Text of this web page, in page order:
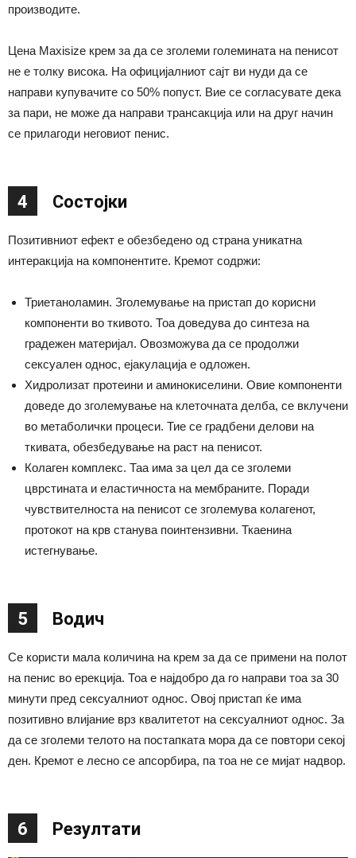
производите.
Цена Maxisize крем за да се зголеми големината на пенисот
не е толку висока. На официјалниот сајт ви нуди да се
направи купувачите со 50% попуст. Вие се согласувате дека
за пари, не може да направи трансакција или на друг начин
се прилагоди неговиот пенис.
4 Состојки
Позитивниот ефект е обезбедено од страна уникатна
интеракција на компонентите. Кремот содржи:
Триетаноламин. Зголемување на пристап до корисни
компоненти во ткивото. Тоа доведува до синтеза на
градежен материјал. Овозможува да се продолжи
сексуален однос, ејакулација е одложен.
Хидролизат протеини и аминокиселини. Овие компоненти
доведе до зголемување на клеточната делба, се вклучени
во метаболички процеси. Тие се градбени делови на
ткивата, обезбедување на раст на пенисот.
Колаген комплекс. Таа има за цел да се зголеми
цврстината и еластичноста на мембраните. Поради
чувствителноста на пенисот се зголемува колагенот,
протокот на крв станува поинтензивни. Ткаенина
истегнување.
5 Водич
Се користи мала количина на крем за да се примени на полот
на пенис во ерекција. Тоа е најдобро да го направи тоа за 30
минути пред сексуалниот однос. Овој пристап ќе има
позитивно влијание врз квалитетот на сексуалниот однос. За
да се зголеми телото на постапката мора да се повтори секој
ден. Кремот е лесно се апсорбира, па тоа не се мијат надвор.
6 Резултати